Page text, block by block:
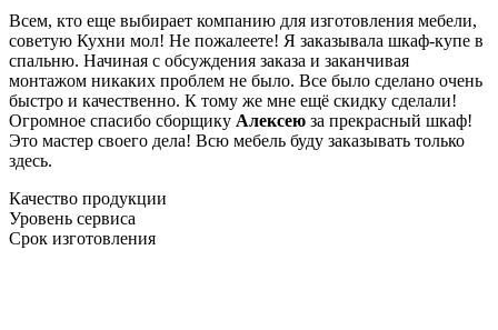
Всем, кто еще выбирает компанию для изготовления мебели,
советую Кухни мол! Не пожалеете! Я заказывала шкаф-купе в
спальню. Начиная с обсуждения заказа и заканчивая
монтажом никаких проблем не было. Все было сделано очень
быстро и качественно. К тому же мне ещё скидку сделали!
Огромное спасибо сборщику Алексею за прекрасный шкаф!
Это мастер своего дела! Всю мебель буду заказывать только
здесь.
Качество продукции
Уровень сервиса
Срок изготовления